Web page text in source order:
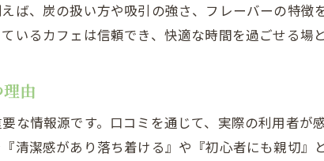
ば、炭の扱い方や吸引の強さ、フレーバーの特徴
いるカフェは信頼でき、快適な時間を過ごせる場と
由
な情報源です。口コミを通じて、実際の利用者
清潔感があり落ち着ける』や『初心者にも親切